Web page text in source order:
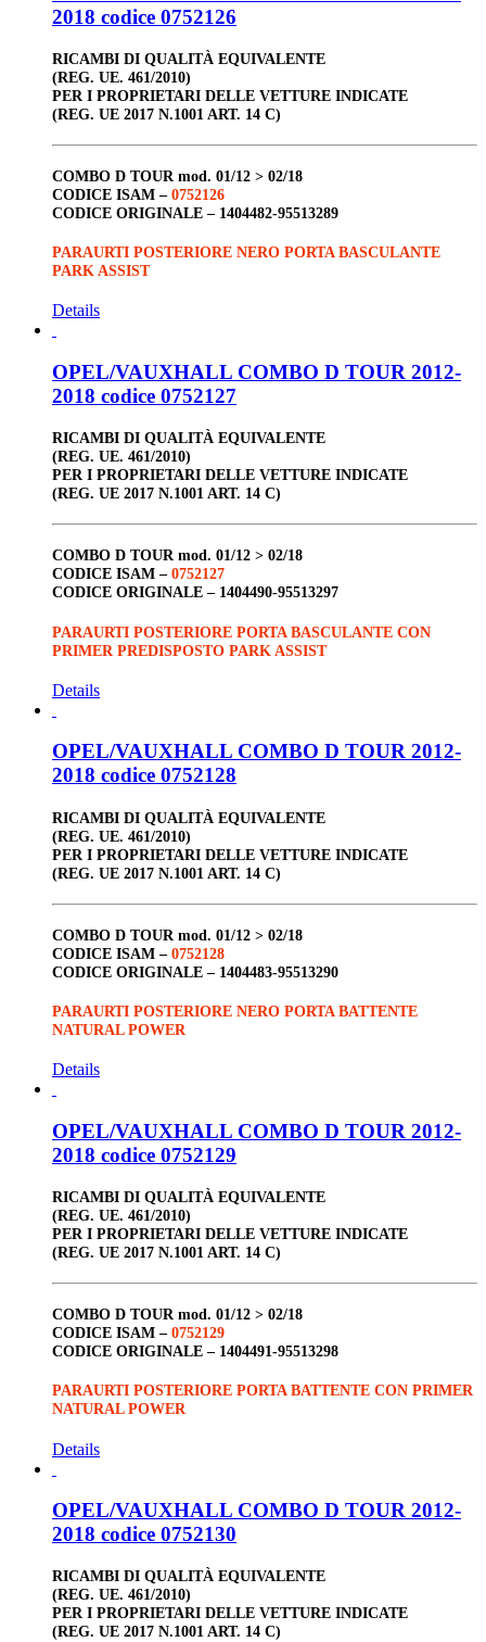
2018 codice 0752126
RICAMBI DI QUALITÀ EQUIVALENTE
(REG. UE. 461/2010)
PER I PROPRIETARI DELLE VETTURE INDICATE
(REG. UE 2017 N.1001 ART. 14 C)
COMBO D TOUR mod. 01/12 > 02/18
CODICE ISAM – 0752126
CODICE ORIGINALE – 1404482-95513289
PARAURTI POSTERIORE NERO PORTA BASCULANTE
PARK ASSIST
Details
OPEL/VAUXHALL COMBO D TOUR 2012-
2018 codice 0752127
RICAMBI DI QUALITÀ EQUIVALENTE
(REG. UE. 461/2010)
PER I PROPRIETARI DELLE VETTURE INDICATE
(REG. UE 2017 N.1001 ART. 14 C)
COMBO D TOURmod. 01/12 > 02/18
CODICE ISAM – 0752127
CODICE ORIGINALE – 1404490-95513297
PARAURTI POSTERIORE PORTA BASCULANTE CON
PRIMER PREDISPOSTO PARK ASSIST
Details
OPEL/VAUXHALL COMBO D TOUR 2012-
2018 codice 0752128
RICAMBI DI QUALITÀ EQUIVALENTE
(REG. UE. 461/2010)
PER I PROPRIETARI DELLE VETTURE INDICATE
(REG. UE 2017 N.1001 ART. 14 C)
COMBO D TOUR mod. 01/12 > 02/18
CODICE ISAM – 0752128
CODICE ORIGINALE – 1404483-95513290
PARAURTI POSTERIORE NERO PORTA BATTENTE
NATURAL POWER
Details
OPEL/VAUXHALL COMBO D TOUR 2012-
2018 codice 0752129
RICAMBI DI QUALITÀ EQUIVALENTE
(REG. UE. 461/2010)
PER I PROPRIETARI DELLE VETTURE INDICATE
(REG. UE 2017 N.1001 ART. 14 C)
COMBO D TOURmod. 01/12 > 02/18
CODICE ISAM – 0752129
CODICE ORIGINALE – 1404491-95513298
PARAURTI POSTERIORE PORTA BATTENTE CON PRIMER
NATURAL POWER
Details
OPEL/VAUXHALL COMBO D TOUR 2012-
2018 codice 0752130
RICAMBI DI QUALITÀ EQUIVALENTE
(REG. UE. 461/2010)
PER I PROPRIETARI DELLE VETTURE INDICATE
(REG. UE 2017 N.1001 ART. 14 C)